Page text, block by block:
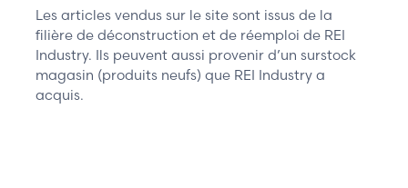
Les articles vendus sur le site sont issus de la
filière de déconstruction et de réemploi de REI
Industry. Ils peuvent aussi provenir d’un surstock
magasin (produits neufs) que REI Industry a
acquis.